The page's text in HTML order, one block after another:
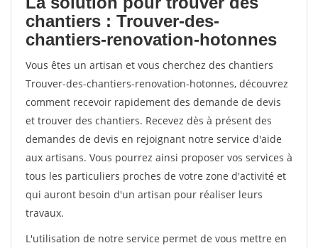
chantiers : Trouver-des-
chantiers-renovation-hotonnes
Vous êtes un artisan et vous cherchez des chantiers
Trouver-des-chantiers-renovation-hotonnes, découvrez
comment recevoir rapidement des demande de devis
et trouver des chantiers. Recevez dès à présent des
demandes de devis en rejoignant notre service d'aide
aux artisans. Vous pourrez ainsi proposer vos services à
tous les particuliers proches de votre zone d'activité et
qui auront besoin d'un artisan pour réaliser leurs
travaux.
L'utilisation de notre service permet de vous mettre en